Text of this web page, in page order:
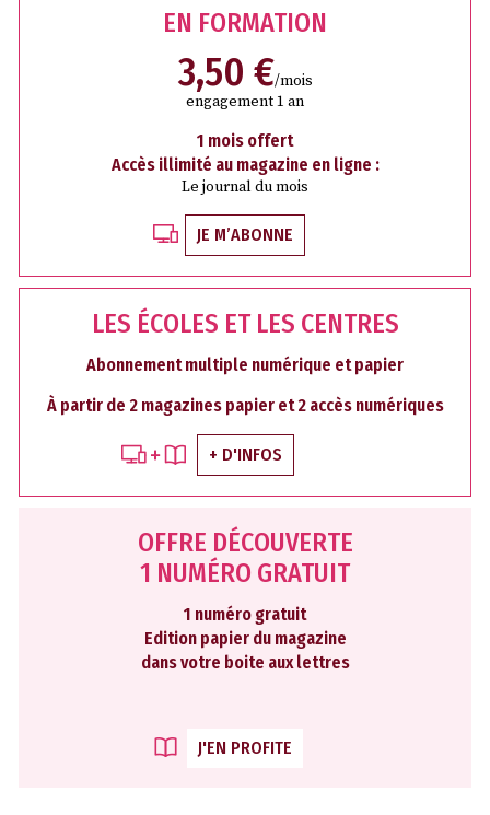
EN FORMATION
3,50 €/mois
engagement 1 an
1 mois offert
Accès illimité au magazine en ligne :
Le journal du mois
JE M’ABONNE
LES ÉCOLES ET LES CENTRES
Abonnement multiple numérique et papier
À partir de 2 magazines papier et 2 accès numériques
+ D'INFOS
OFFRE DÉCOUVERTE
1 NUMÉRO GRATUIT
1 numéro gratuit
Edition papier du magazine
dans votre boite aux lettres
J'EN PROFITE